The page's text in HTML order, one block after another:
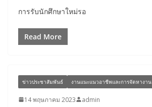
การรับนักศึกษาใหม่รอ
Read More
ข่าวประชาสัมพันธ์ งานแนะแนวอาชีพและการจัดหางาน
14 พฤษภาคม 2023 admin